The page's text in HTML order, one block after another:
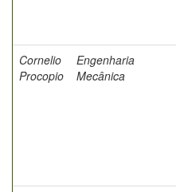
Cornelio
Procopio
Engenharia
Mecânica